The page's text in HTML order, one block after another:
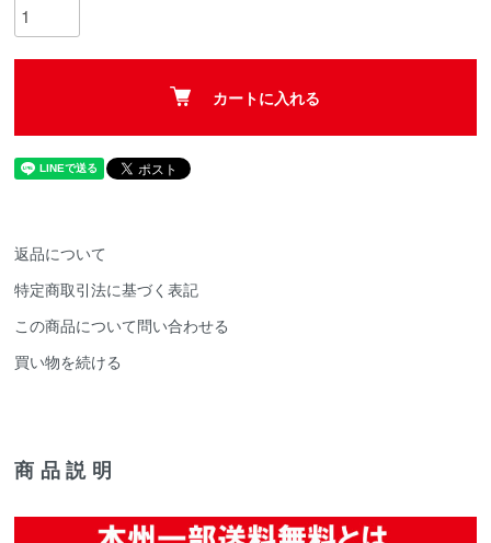
カートに入れる
返品について
特定商取引法に基づく表記
この商品について問い合わせる
買い物を続ける
商品説明